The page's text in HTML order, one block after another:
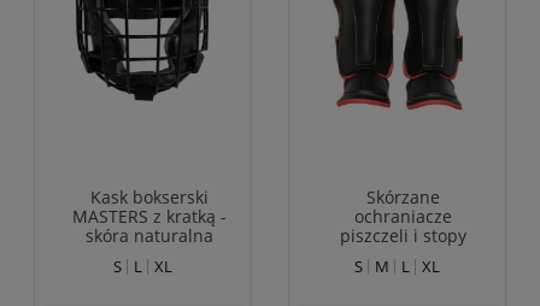
Kask bokserski
MASTERS z kratką -
skóra naturalna
S L XL
Skórzane
ochraniacze
piszczeli i stopy
Masters żel
S M L XL